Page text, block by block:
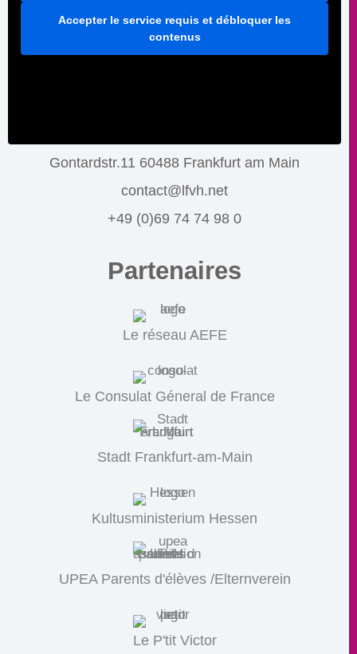
Accepter le service requis et débloquer les
contenus
Gontardstr.11 60488 Frankfurt am Main
contact@lfvh.net
+49 (0)69 74 74 98 0
Partenaires
Le réseau AEFE
Le Consulat Géneral de France
Stadt Frankfurt-am-Main
Kultusministerium Hessen
UPEA Parents d'élèves /Elternverein
Le P'tit Victor